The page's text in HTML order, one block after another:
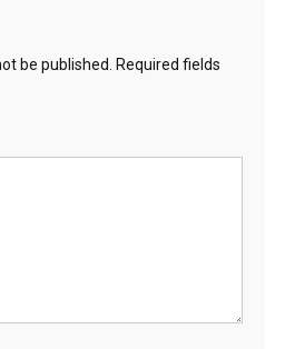
be published.
Required fields